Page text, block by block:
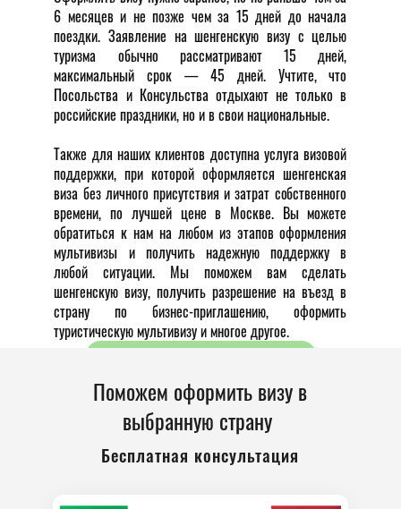
6 месяцев и не позже чем за 15 дней до начала
поездки. Заявление на шенгенскую визу с целью
туризма обычно рассматривают 15 дней,
максимальный срок — 45 дней. Учтите, что
Посольства и Консульства отдыхают не только в
российские праздники, но и в свои национальные.
Также для наших клиентов доступна услуга визовой
поддержки, при которой оформляется шенгенская
виза без личного присутствия и затрат собственного
времени, по лучшей цене в Москве. Вы можете
обратиться к нам на любом из этапов оформления
мультивизы и получить надежную поддержку в
любой ситуации. Мы поможем вам сделать
шенгенскую визу, получить разрешение на въезд в
страну по бизнес-приглашению, оформить
туристическую мультивизу и многое другое.
быстрая консультация
Поможем оформить визу в
выбранную страну
Бесплатная консультация